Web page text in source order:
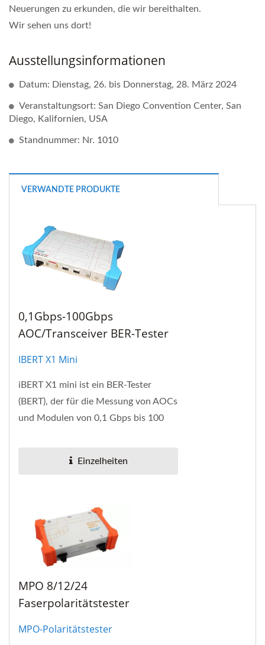
Neuerungen zu erkunden, die wir bereithalten.
Wir sehen uns dort!
Ausstellungsinformationen
Datum: Dienstag, 26. bis Donnerstag, 28. März 2024
Veranstaltungsort: San Diego Convention Center, San
Diego, Kalifornien, USA
Standnummer: Nr. 1010
VERWANDTE PRODUKTE
0,1Gbps-100Gbps
AOC/Transceiver BER-Tester
IBERT X1 Mini
iBERT X1 mini ist ein BER-Tester
(BERT), der für die Messung von AOCs
und Modulen von 0,1 Gbps bis 100
Einzelheiten
MPO 8/12/24
Faserpolaritätstester
MPO-Polaritätstester